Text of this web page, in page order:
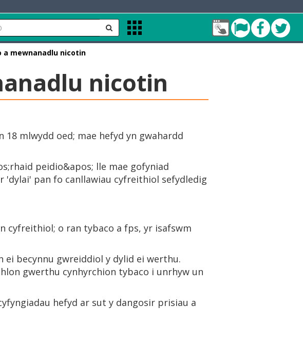
Apps
Menu
Fy
NghyfrifPont
Cleddau
a mewnanadlu nicotin
nicotin
mlwydd oed; mae hefyd yn gwahardd
peidio&apos; lle mae gofyniad
'dylai' pan fo canllawiau cyfreithiol sefydledig
cyfreithiol; o ran tybaco a fps, yr isafswm
ei becynnu gwreiddiol y dylid ei werthu.
gwerthu cynhyrchion tybaco i unrhyw un
hefyd ar sut y dangosir prisiau a